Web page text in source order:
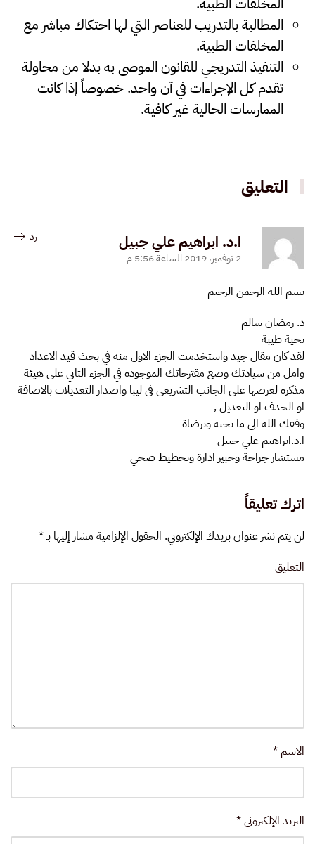
المطالبة بالتدريب للعناصر التي لها احتكاك مباشر مع
المخلفات الطبية.
التنفيذ التدريجي للقانون الموصى به بدلا من محاولة
تقدم كل الإجراءات في آن واحد. خصوصاً إذا كانت
الممارسات الحالية غير كافية.
التعليق
ا.د. ابراهيم علي جبيل
2 نوفمبر، 2019 الساعة 5:56 م
رد
بسم الله الرجمن الرحيم
د. رمضان سالم
تحية طيبة
لقد كان مقال جيد واستخدمت الجزء الاول منه في بحث قيد الاعداد
وامل من سيادتك وضع مقترحاتك الموجوده في الجزء الثاني على هيئة
مذكرة لعرضها على الجانب التشريعي في ليبا واصدار التعديلات بالاضافة
او الحذف او التعديل ,
وفقك الله الى ما يحبة ويرضاة
ا.د.ابراهيم علي جبيل
مستشار جراحة وخبير ادارة وتخطيط صحي
اترك تعليقاً
لن يتم نشر عنوان بريدك الإلكتروني. الحقول الإلزامية مشار إليها بـ*
التعليق
الاسم *
البريد الإلكتروني*